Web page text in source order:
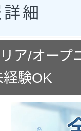
細
リア/オー
験OK